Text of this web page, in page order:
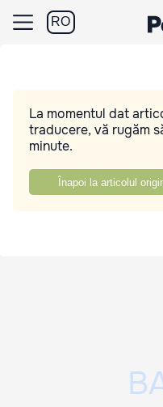
RO
La momentul dat
traducere, vă rugăm
minute.
Înapoi la articolul